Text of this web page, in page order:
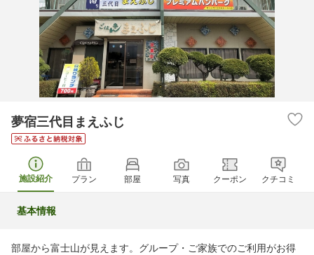
夢宿三代目まえふじ
施設紹介 プラン 部屋 写真 クーポン クチコミ
基本情報
部屋から富士山が見えます。グループ・ご家族でのご利用がお得